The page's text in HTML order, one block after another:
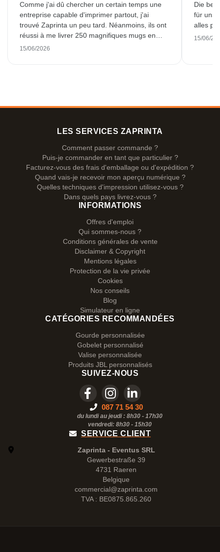
Comme j'ai dû chercher un certain temps une
entreprise capable d'imprimer partout, j'ai
trouvé Zaprinta un peu tard. Néanmoins, ils ont
réussi à me livrer 250 magnifiques mugs en
émail dans les délais. J'en suis très contente.
15/06/2026
Die
für
alles
15/06/
LES SERVICES ZAPRINTA
Comment passer commande ?
Puis-je commander en tant que particulier ?
Facturez-vous des frais d'emballage ou d'expédition ?
Quand vais-je recevoir mon aperçu numérique ?
Quelles techniques d'impression utilisez-vous ?
Dans quels pays livrez-vous ?
INFORMATIONS
Offres d'emploi
Qui sommes-nous ?
Conditions générales de vente
Disclaimer & Copyright
Mentions légales
Protection de la vie privée
Cookies
Nos conseils
Blog
Simulateur en ligne
CATÉGORIES RECOMMANDÉES
Gourde personnalisée
Gobelet personnalisé
Valise personnalisée
Produits JBL personnalisés
SUIVEZ-NOUS
087 71 54 30
du lundi au jeudi : 8h30 - 17h30
vendredi: 8h30 - 15h30
SERVICE CLIENT
Zaprinta - Eventus SRL
Gewerbestraße 39
4731 Raeren
Belgique
commercial@zaprinta.com
TVA : BE0875.865.260